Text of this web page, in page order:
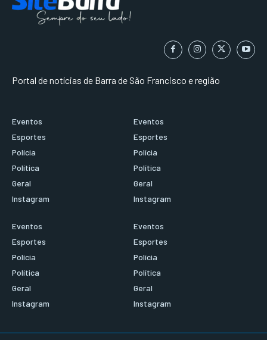
Portal de notícias de Barra de São Francisco e região
Eventos
Esportes
Polícia
Política
Geral
Instagram
Eventos
Esportes
Polícia
Política
Geral
Instagram
Eventos
Esportes
Polícia
Política
Geral
Instagram
Eventos
Esportes
Polícia
Política
Geral
Instagram